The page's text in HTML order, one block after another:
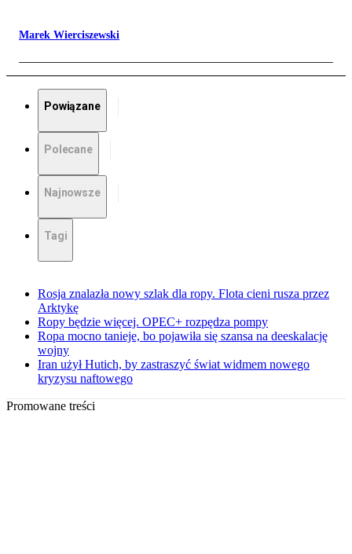
Marek Wierciszewski
Powiązane
Polecane
Najnowsze
Tagi
Rosja znalazła nowy szlak dla ropy. Flota cieni rusza przez
Arktykę
Ropy będzie więcej. OPEC+ rozpędza pompy
Ropa mocno tanieje, bo pojawiła się szansa na deeskalację
wojny
Iran użył Hutich, by zastraszyć świat widmem nowego
kryzysu naftowego
Promowane treści